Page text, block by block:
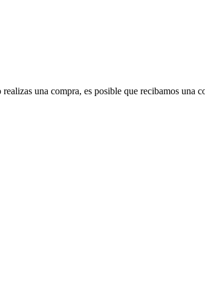
realizas una compra, es posible que recibamos